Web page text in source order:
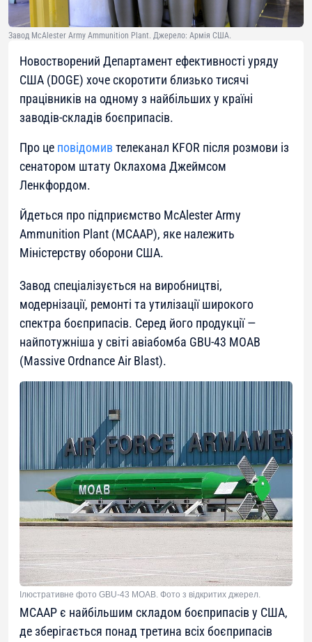
Завод McAlester Army Ammunition Plant. Джерело: Армія США.
Новостворений Департамент ефективності уряду
США (DOGE) хоче скоротити близько тисячі
працівників на одному з найбільших у країні
заводів-складів боєприпасів.
Про це повідомив телеканал KFOR після розмови із
сенатором штату Оклахома Джеймсом
Ленкфордом.
Йдеться про підприємство McAlester Army
Ammunition Plant (MCAAP), яке належить
Міністерству оборони США.
Завод спеціалізується на виробництві,
модернізації, ремонті та утилізації широкого
спектра боєприпасів. Серед його продукції —
найпотужніша у світі авіабомба GBU-43 MOAB
(Massive Ordnance Air Blast).
Ілюстративне фото GBU-43 MOAB. Фото з відкритих джерел.
MCAAP є найбільшим складом боєприпасів у США,
де зберігається понад третина всіх боєприпасів